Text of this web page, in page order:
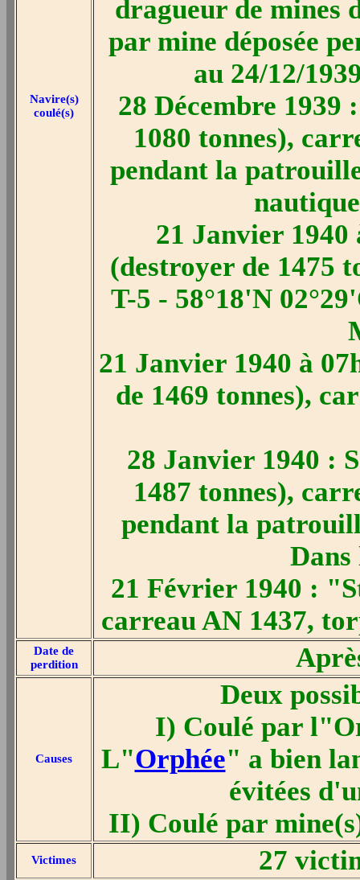
Navire(s)
coulé(s)
dragueur de mines
par mine déposée
au 24/12/
28 Décembre 1939
1080 tonnes),
pendant la
21 Janvier
(destroyer de 1475
T-5 - 58°18'N
21 Janvier 1940 à
de 1469 tonnes),
28 Janvier 1940 :
1487 tonnes),
pendant la
21 Février 1940 :
carreau AN 1437,
Date de
perdition
Causes
Deux
I) Coulé par
L"Orphée" a bien
évitées
II) Coulé par
Victimes 27